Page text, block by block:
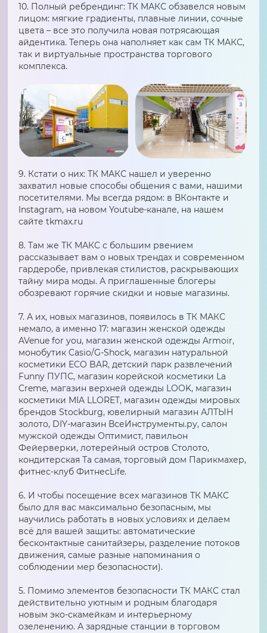
10. Полный ребрендинг: ТК МАКС обзавелся новым
лицом: мягкие градиенты, плавные линии, сочные
цвета – все это получила новая потрясающая
айдентика. Теперь она наполняет как сам ТК МАКС,
так и виртуальные пространства торгового
комплекса.
9. Кстати о них: ТК МАКС нашел и уверенно
захватил новые способы общения с вами, нашими
посетителями. Мы всегда рядом: в ВКонтакте и
Instagram, на новом Youtube-канале, на нашем
сайте tkmax.ru
8. Там же ТК МАКС с большим рвением
рассказывает вам о новых трендах и современном
гардеробе, привлекая стилистов, раскрывающих
тайну мира моды. А приглашенные блогеры
обозревают горячие скидки и новые магазины.
7. А их, новых магазинов, появилось в ТК МАКС
немало, а именно 17: магазин женской одежды
AVenue for you, магазин женской одежды Armoir,
монобутик Casio/G-Shock, магазин натуральной
косметики ECO BAR, детский парк развлечений
Funny ПУПС, магазин корейской косметики La
Creme, магазин верхней одежды LOOK, магазин
косметики MIA LLORET, магазин одежды мировых
брендов Stockburg, ювелирный магазин АЛТЫН
золото, DIY-магазин ВсеИнструменты.ру, салон
мужской одежды Оптимист, павильон
Фейерверки, лотерейный остров Столото,
кондитерская Та самая, торговый дом Парикмахер,
фитнес-клуб ФитнесLife.
6. И чтобы посещение всех магазинов ТК МАКС
было для вас максимально безопасным, мы
научились работать в новых условиях и делаем
всё для вашей защиты: автоматические
бесконтактные санитайзеры, разделение потоков
движения, самые разные напоминания о
соблюдении мер безопасности).
5. Помимо элементов безопасности ТК МАКС стал
действительно уютным и родным благодаря
новым эко-скамейкам и интерьерному
озеленению. А зарядные станции в торговом